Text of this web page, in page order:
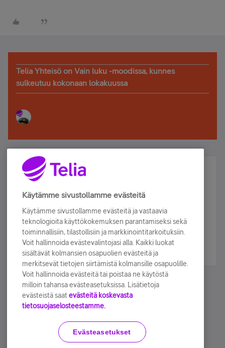
Telia Yhteisö on Vain luku -moodissa, kunnes
sulkeutuu kokonaan lokakuussa
Älä jää paitsi – osallistu ja voita!
Tilaa Telian uutiskirje ja olet mukana arvonnassa.
sähköpostiisi.
Tilaa nyt
Käyttöehdot Accessibility statement
Käytämme sivustollamme evästeitä
Käytämme sivustollamme evästeitä ja vastaavia
teknologioita käyttökokemuksen parantamiseksi sekä
toiminnallisiin, tilastollisiin ja markkinointitarkoituksiin.
Voit hallinnoida evästevalintojasi alla. Kaikki luokat
sisältävät kolmansien osapuolien evästeitä ja
merkitsevät tietojen siirtämistä kolmansille osapuolille.
Voit hallinnoida evästeitä tai poistaa ne käytöstä
milloin tahansa evästeasetuksissa. Lisätietoja
evästeistä saat evästeitä koskevasta
tietosuojaselosteestamme.
Evästeasetukset